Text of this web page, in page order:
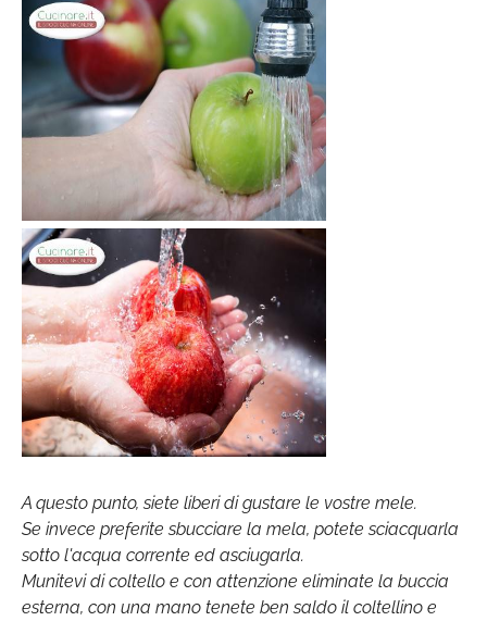
A questo punto, siete liberi di gustare le vostre mele.
Se invece preferite sbucciare la mela, potete sciacquarla
sotto l'acqua corrente ed asciugarla.
Munitevi di coltello e con attenzione eliminate la buccia
esterna, con una mano tenete ben saldo il coltellino e